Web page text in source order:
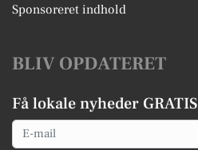
Sponsoreret indhold
BLIV OPDATERET
Få lokale nyheder GRATIS
Email